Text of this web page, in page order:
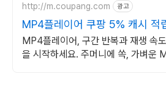
http://m.coupang.com 광고
MP4플레이어 쿠팡 5% 캐시 적
MP4플레이어, 구간 반복과 재생 속
을 시작하세요. 주머니에 쏙, 가벼운